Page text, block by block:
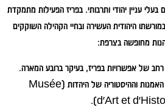
עניין יהודי ותרבותי. בפריז הפעילות מתמקדת
היהודית העשירה ובחיי הקהילה השוקקים
מחופשה בצרפת:
רחב של אפשרויות בפריז, בעיקר ברובע המארה.
מוזיאון האמנות וההיסטוריה של היהדות (Musée
d'Art et